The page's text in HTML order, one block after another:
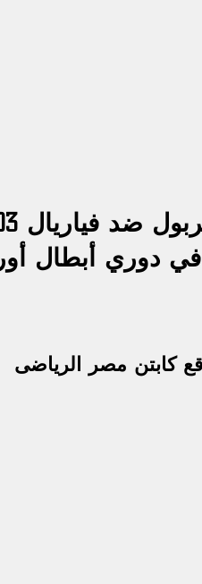
ضد فياريال
دوري أبطال
كابتن مصر الرياضى